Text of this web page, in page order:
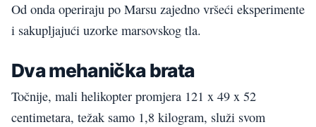
Od onda operiraju po Marsu zajedno vršeći eksperimente
i sakupljajući uzorke marsovskog tla.
Dva mehanička brata
Točnije, mali helikopter promjera 121 x 49 x 52
centimetara, težak samo 1,8 kilogram, služi svom